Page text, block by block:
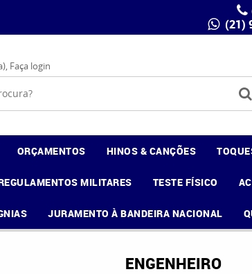
(21)
Faça login
ORÇAMENTOS HINOS & CANÇÕES
MILITARES TESTE FÍSICO
JURAMENTO À BANDEIRA NACIONAL
ENGENHEIRO